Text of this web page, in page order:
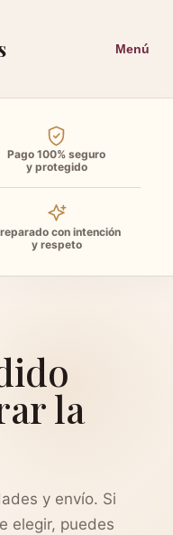
Pago 100% seguro
y protegido
con intención
y respeto
la
y envío. Si
elegir, puedes